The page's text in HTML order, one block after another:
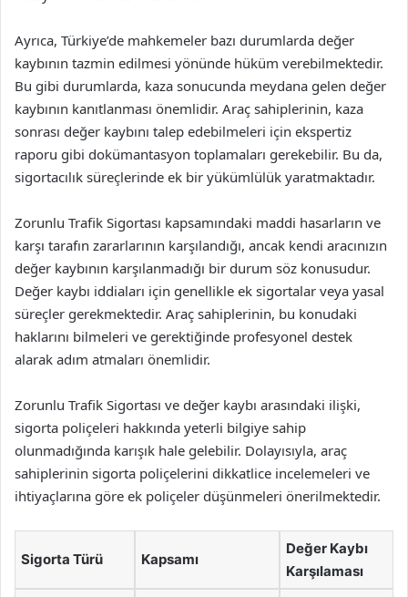
Ayrıca, Türkiye’de mahkemeler bazı durumlarda değer
kaybının tazmin edilmesi yönünde hüküm verebilmektedir.
Bu gibi durumlarda, kaza sonucunda meydana gelen değer
kaybının kanıtlanması önemlidir. Araç sahiplerinin, kaza
sonrası değer kaybını talep edebilmeleri için ekspertiz
raporu gibi dokümantasyon toplamaları gerekebilir. Bu da,
sigortacılık süreçlerinde ek bir yükümlülük yaratmaktadır.
Zorunlu Trafik Sigortası kapsamındaki maddi hasarların ve
karşı tarafın zararlarının karşılandığı, ancak kendi aracınızın
değer kaybının karşılanmadığı bir durum söz konusudur.
Değer kaybı iddiaları için genellikle ek sigortalar veya yasal
süreçler gerekmektedir. Araç sahiplerinin, bu konudaki
haklarını bilmeleri ve gerektiğinde profesyonel destek
alarak adım atmaları önemlidir.
Zorunlu Trafik Sigortası ve değer kaybı arasındaki ilişki,
sigorta poliçeleri hakkında yeterli bilgiye sahip
olunmadığında karışık hale gelebilir. Dolayısıyla, araç
sahiplerinin sigorta poliçelerini dikkatlice incelemeleri ve
ihtiyaçlarına göre ek poliçeler düşünmeleri önerilmektedir.
Sigorta Türü Kapsamı
Değer Kaybı
Karşılaması